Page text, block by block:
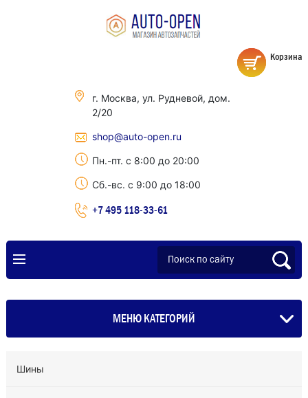
г. Москва, ул. Рудневой, дом.
2/20
shop@auto-open.ru
Пн.-пт. с 8:00 до 20:00
Сб.-вс. с 9:00 до 18:00
+7 495 118-33-61
Корзина
МЕНЮ КАТЕГОРИЙ
Шины